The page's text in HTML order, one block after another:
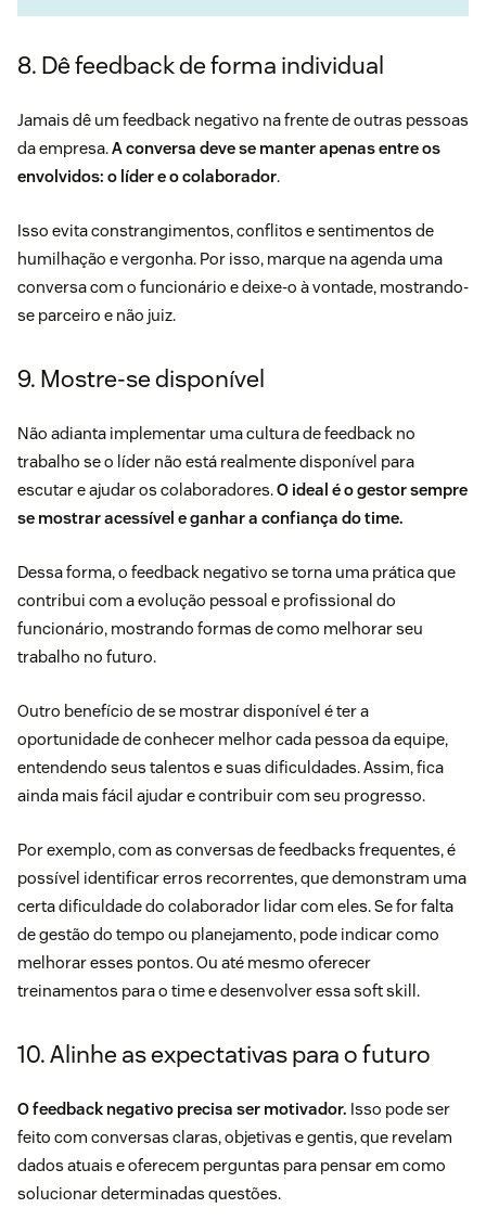
8. Dê feedback de forma individual
Jamais dê um feedback negativo na frente de outras pessoas
da empresa.A conversa deve se manter apenas entre os
envolvidos: o líder e o colaborador.
Isso evita constrangimentos, conflitos e sentimentos de
humilhação e vergonha. Por isso, marque na agenda uma
conversa com o funcionário e deixe-o à vontade, mostrando-
se parceiro e não juiz.
9. Mostre-se disponível
Não adianta implementar uma cultura de feedback no
trabalho se o líder não está realmente disponível para
escutar e ajudar os colaboradores.O ideal é o gestor sempre
se mostrar acessível e ganhar a confiança do time.
Dessa forma, o feedback negativo se torna uma prática que
contribui com a evolução pessoal e profissional do
funcionário, mostrando formas de como melhorar seu
trabalho no futuro.
Outro benefício de se mostrar disponível é ter a
oportunidade de conhecer melhor cada pessoa da equipe,
entendendo seus talentos e suas dificuldades. Assim, fica
ainda mais fácil ajudar e contribuir com seu progresso.
Por exemplo, com as conversas de feedbacks frequentes, é
possível identificar erros recorrentes, que demonstram uma
certa dificuldade do colaborador lidar com eles. Se for falta
degestão do tempo ou planejamento, pode indicar como
melhorar esses pontos. Ou até mesmo oferecer
treinamentos para o time e desenvolver essasoft skill .
10. Alinhe as expectativas para o futuro
O feedback negativo precisa ser motivador. Isso pode ser
feito com conversas claras, objetivas e gentis, que revelam
dados atuais e oferecem perguntas para pensar em como
solucionar determinadas questões.